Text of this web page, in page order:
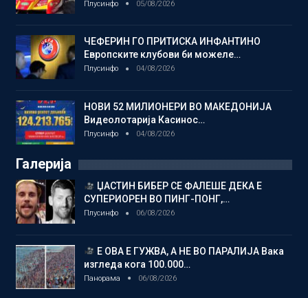
Плусинфо 05/08/2026
ЧЕФЕРИН ГО ПРИТИСКА ИНФАНТИНО
Европските клубови би можеле…
Плусинфо 04/08/2026
НОВИ 52 МИЛИОНЕРИ ВО МАКЕДОНИЈА
Видеолотарија Касинос…
Плусинфо 04/08/2026
Галерија
ЏАСТИН БИБЕР СЕ ФАЛЕШЕ ДЕКА Е
СУПЕРИОРЕН ВО ПИНГ-ПОНГ,…
Плусинфо 06/08/2026
Е ОВА Е ГУЖВА, А НЕ ВО ПАРАЛИЈА Вака
изгледа кога 100.000…
Панорама 06/08/2026